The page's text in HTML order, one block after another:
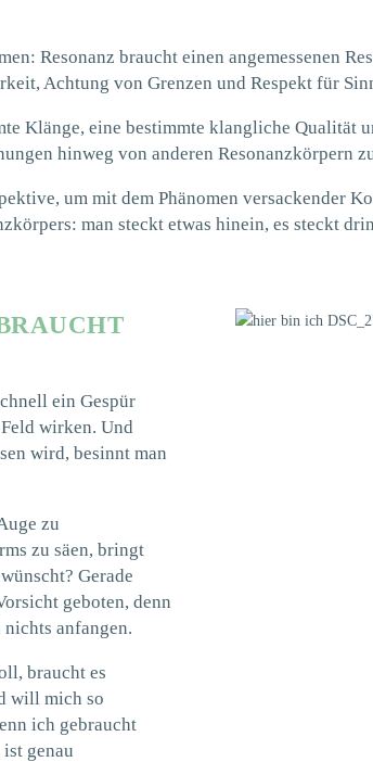
Resonanz braucht einen angemessenen
Achtung von Grenzen und Respekt für
Klänge, eine bestimmte klangliche Qualität
hinweg von anderen Resonanzkörpern
um mit dem Phänomen versackender
man steckt etwas hinein, es steckt
ein Gespür
wirken. Und
wird, besinnt man
zu
zu säen, bringt
Gerade
geboten, denn
anfangen.
braucht es
will mich so
ich gebraucht
genau